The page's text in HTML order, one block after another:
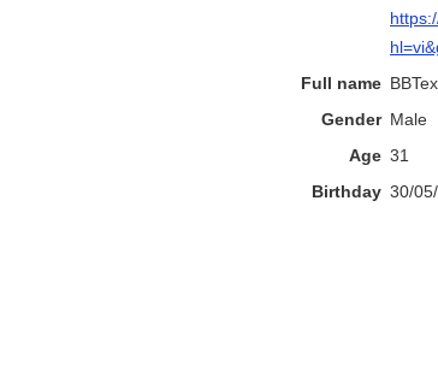
Full name BBTex
Gender Male
Age 31
Birthday 30/